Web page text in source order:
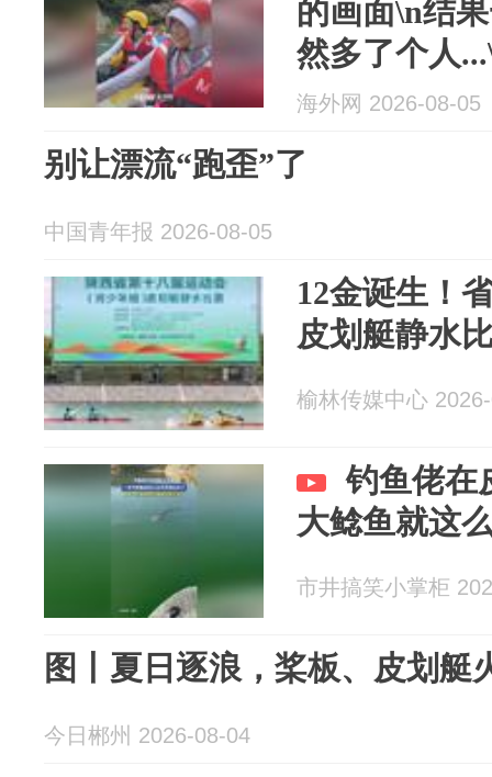
的画面\n结
然多了个人
人？天上掉
海外网 2026-08-05
别让漂流“跑歪”了
中国青年报 2026-08-05
12金诞生！
皮划艇静水
榆林传媒中心
钓鱼佬在
大鲶鱼就这
市井搞笑小掌柜
图丨夏日逐浪，桨板、皮划艇
今日郴州 2026-08-04